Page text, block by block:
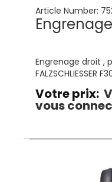
Article Number:
Engrenage droit ,
FALZSCHLIESSER
Votre prix:
vous